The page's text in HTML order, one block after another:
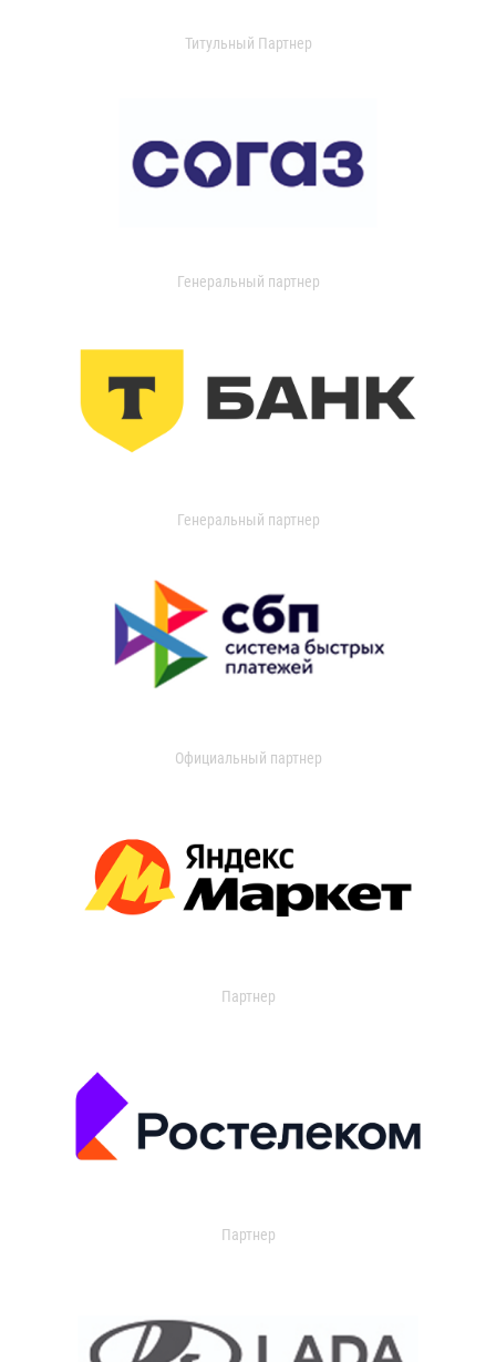
Титульный Партнер
Генеральный партнер
Генеральный партнер
Официальный партнер
Партнер
Партнер